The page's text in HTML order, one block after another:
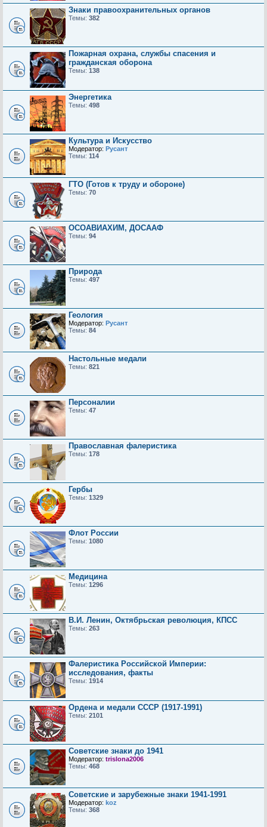
Знаки правоохранительных органов
Темы: 382
Пожарная охрана, службы спасения и
гражданская оборона
Темы: 138
Энергетика
Темы: 498
Культура и Искусство
Модератор: Русант
Темы: 114
ГТО (Готов к труду и обороне)
Темы: 70
ОСОАВИАХИМ, ДОСААФ
Темы: 94
Природа
Темы: 497
Геология
Модератор: Русант
Темы: 84
Настольные медали
Темы: 821
Персоналии
Темы: 47
Православная фалеристика
Темы: 178
Гербы
Темы: 1329
Флот России
Темы: 1080
Медицина
Темы: 1296
В.И. Ленин, Октябрьская революция, КПСС
Темы: 263
Фалеристика Российской Империи:
исследования, факты
Темы: 1914
Ордена и медали СССР (1917-1991)
Темы: 2101
Советские знаки до 1941
Модератор: trislona2006
Темы: 468
Советские и зарубежные знаки 1941-1991
Модератор: koz
Темы: 368